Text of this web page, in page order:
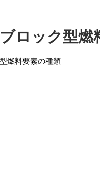
ブロック型燃